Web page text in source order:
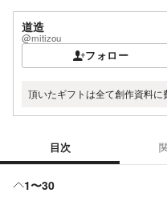
道造
@mitizou
フォロー
頂いたギフトは全て創作資料に
目次
1〜30